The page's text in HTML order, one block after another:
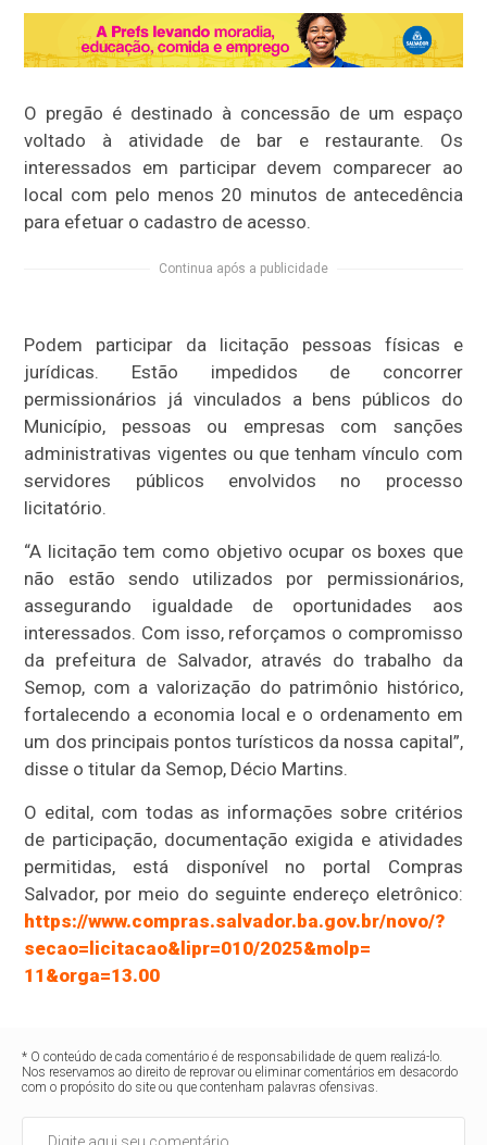
O pregão é destinado à concessão de um espaço
voltado à atividade de bar e restaurante. Os
interessados em participar devem comparecer ao
local com pelo menos 20 minutos de antecedência
para efetuar o cadastro de acesso.
Continua após a publicidade
Podem participar da licitação pessoas físicas e
jurídicas. Estão impedidos de concorrer
permissionários já vinculados a bens públicos do
Município, pessoas ou empresas com sanções
administrativas vigentes ou que tenham vínculo com
servidores públicos envolvidos no processo
licitatório.
“A licitação tem como objetivo ocupar os boxes que
não estão sendo utilizados por permissionários,
assegurando igualdade de oportunidades aos
interessados. Com isso, reforçamos o compromisso
da prefeitura de Salvador, através do trabalho da
Semop, com a valorização do patrimônio histórico,
fortalecendo a economia local e o ordenamento em
um dos principais pontos turísticos da nossa capital”,
disse o titular da Semop, Décio Martins.
O edital, com todas as informações sobre critérios
de participação, documentação exigida e atividades
permitidas, está disponível no portal Compras
Salvador, por meio do seguinte endereço eletrônico:
https://www.compras.salvador.ba.gov.br/novo/?
secao=licitacao&lipr=010/2025&molp=
11&orga=13.00
* O conteúdo de cada comentário é de responsabilidade de quem realizá-lo.
Nos reservamos ao direito de reprovar ou eliminar comentários em desacordo
com o propósito do site ou que contenham palavras ofensivas.